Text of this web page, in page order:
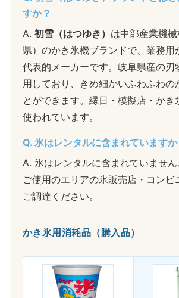
すか？
A. 初雪（はつゆき） は中部産業機
県）のかき氷機ブランドで、業務用
代表的メーカーです。岐阜県産の刃
用しており、きめ細かいふわふわの
とができます。縁日・模擬店・かき
使われています。
Q. 氷はレンタルに含まれていますか
A. 氷はレンタルに含まれていませ
ご使用のエリアの氷販売店・コンビ
ご調達ください。
かき氷用消耗品（購入品）